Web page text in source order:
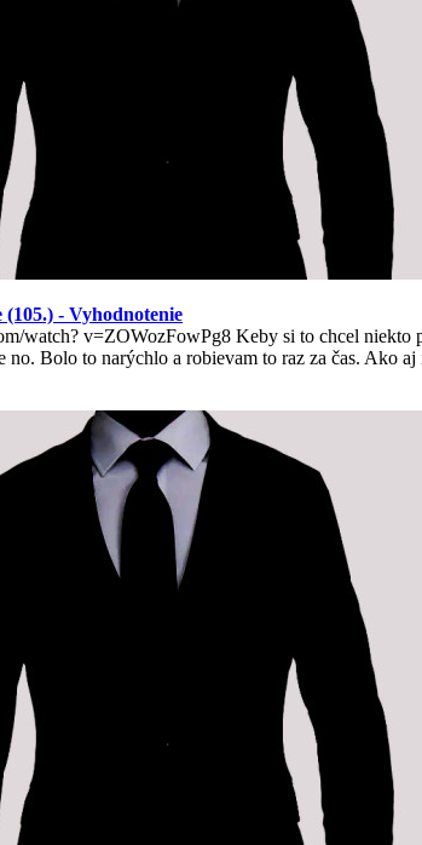
- Vyhodnotenie
watch? v=ZOWozFowPg8 Keby si to chcel niekto
Bolo to narýchlo a robievam to raz za čas. Ako aj